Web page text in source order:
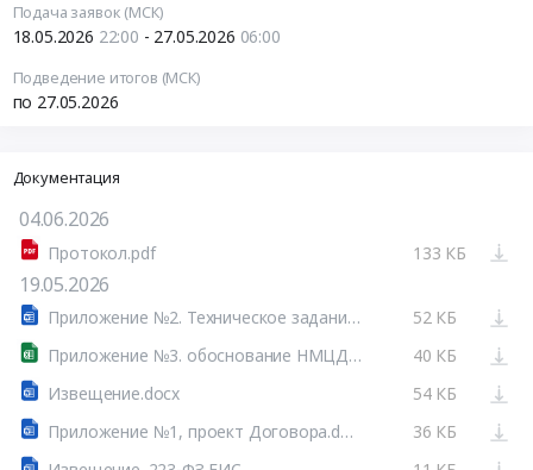
Подача заявок (МСК)
18.05.2026 22:00 - 27.05.2026 06:00
Подведение итогов (МСК)
по 27.05.2026
Документация
04.06.2026
Протокол.pdf 133 КБ
19.05.2026
Приложение №2. Техническое задание.docx
52 КБ
Приложение №3. обоснование НМЦД.xls
40 КБ
Извещение.docx
54 КБ
Приложение №1, проект Договора.docx
36 КБ